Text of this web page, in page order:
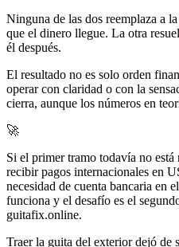
Ninguna de las dos reemplaza a
que el dinero llegue. La otra
él después.
El resultado no es solo orden
operar con claridad o con la
cierra, aunque los números en
🚀
Si el primer tramo todavía no
recibir pagos internacionales en
necesidad de cuenta bancaria en
funciona y el desafío es el
guitafix.online.
Traer la guita del exterior dejó de